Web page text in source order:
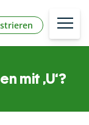
mit ,U‘?